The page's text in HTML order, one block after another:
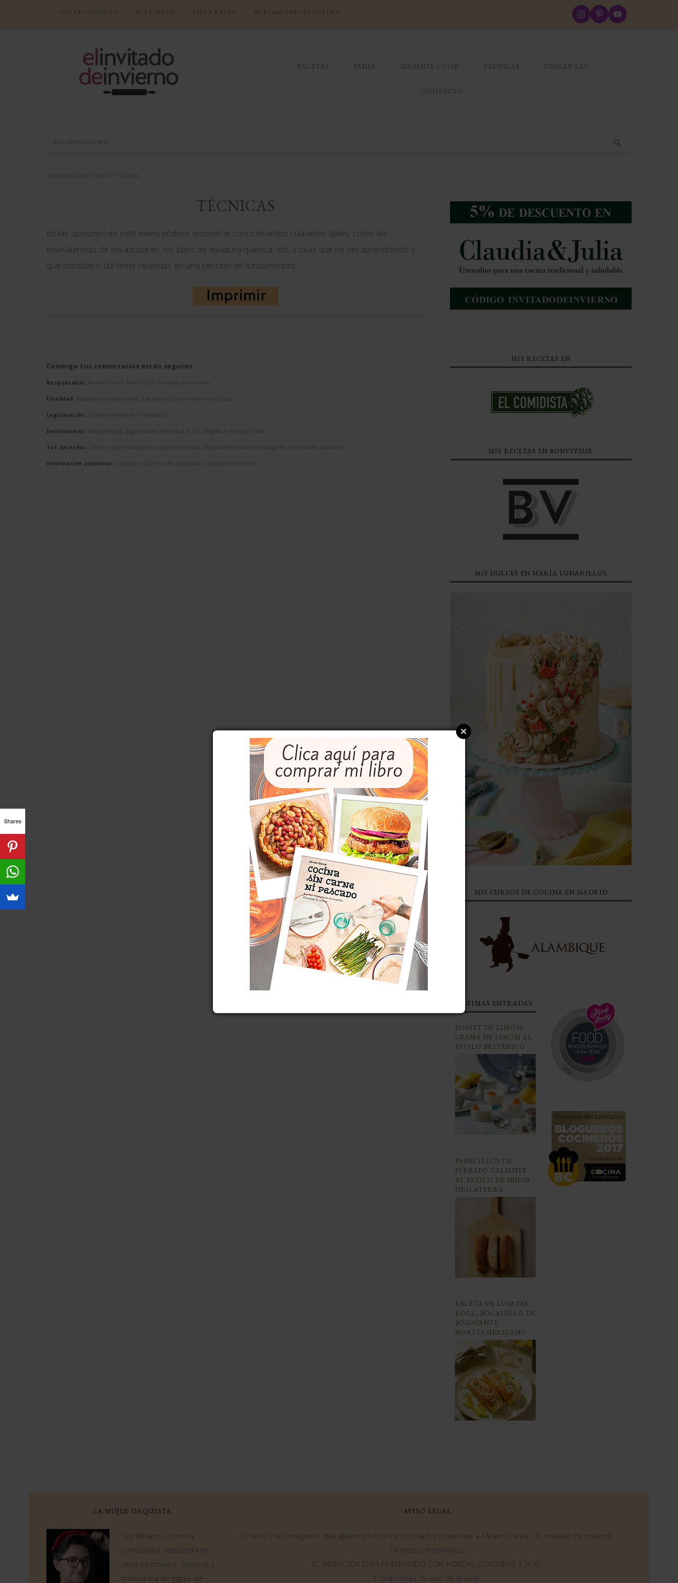
GASTROCIENCIA MIS LIBROS EN LA RADIO MIRIAM GARCÍA GASTRO
RECETAS PANES MAGIMIX COOK TÉCNICAS DESCARGAS
CONTACTO
Usted está aquí: Inicio Técnicas
TÉCNICAS
En las opciones de este menú podréis encontrar conocimientos culinarios útiles, como las
equivalencias de los azúcares, los tipos de levadura química, etc., cosas que he ido aprendiendo y
que considero útil tener reunidas en una sección de fundamentos.
Conmigo tus comentarios están seguros
Responsable: Miriam García Martínez/El invitado de invierno
Finalidad: Moderar los comentarios, que esto es como entrar en mi casa
Legitimación: Consentimiento del interesado
Destinatario: Wordpress.org, organización externa a la UE, acogida a Privacy Shield
Tus derechos: Solicitar que rectifique o suprima tus datos. Otros derechos como se recoge en información adicional
Información adicional: Consulta mi política de privacidad y protección de datos
MIS RECETAS EN
MIS RECETAS EN BONVIVEUR
MIS DULCES EN MARÍA LUNARILLOS
MIS CURSOS DE COCINA EN MADRID
ÚLTIMAS ENTRADAS
POSSET DE LIMÓN,
CREMA DE LIMÓN AL
ESTILO BRITÁNICO
PANECILLOS DE
PERRITO CALIENTE
AL ESTILO DE NUEVA
INGLATERRA
RECETA DE LOBSTER
ROLL, BOCADILLO DE
BOGAVANTE
NORTEAMERICANO
LA MUJER ORQUESTA
Soy Miriam. Cocinera
compulsiva, repostera en
serie y comadre. Química y
traductora de inglés de
AVISO LEGAL
El texto y las imágenes que aparecen en este sitio web pertenecen a Miriam García / El invitado de invierno.
Derechos reservados.
EL INFRACTOR SERÁ PERSEGUIDO CON HORCAS, GUADAÑAS Y TEAS.
Condiciones de uso de la web.
Shares